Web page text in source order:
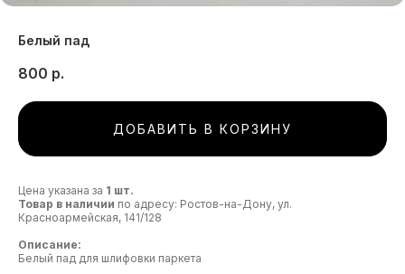
Белый пад
800 р.
ДОБАВИТЬ В КОРЗИНУ
Цена указана за 1 шт.
Товар в наличии по адресу: Ростов-на-Дону, ул.
Красноармейская, 141/128
Описание:
Белый пад для шлифовки паркета